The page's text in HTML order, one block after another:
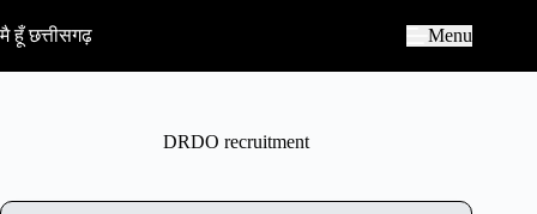
k
p
t
मै हूँ छत्तीसगढ़ Menu
DRDO recruitment